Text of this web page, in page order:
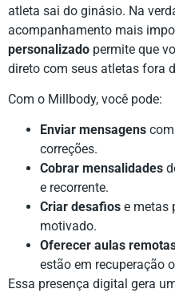
atleta sai do ginásio. Na
acompanhamento mais
personalizado permite que
direto com seus atletas fora
Com o Millbody, você pode:
Enviar mensagens
correções.
Cobrar mensalidades
e recorrente.
Criar desafios e metas
motivado.
Oferecer aulas
estão em recuperação
Essa presença digital gera